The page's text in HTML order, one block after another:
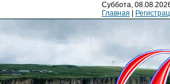
Суббота,
Главная